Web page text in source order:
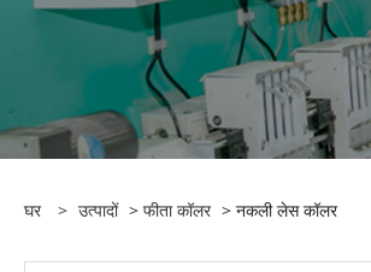
घर > उत्पादों > फीता कॉलर > नकली लेस कॉलर